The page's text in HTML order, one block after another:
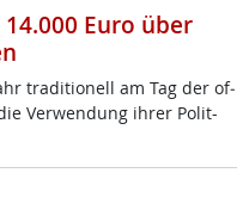
Euro über
tra­di­tio­nell am Tag der of­
Ver­wen­dung ih­rer Po­lit-